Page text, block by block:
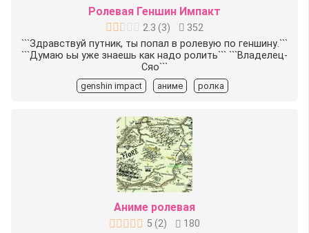
Ролевая Геншин Импакт
2.3 (3)
352
```Здравствуй путник, ты попал в ролевую по геншину.```
```Думаю ьы уже знаешь как надо ролить``` ```Владелец-
Сяо```
genshin impact аниме ролка
Аниме ролевая
5 (2)
180